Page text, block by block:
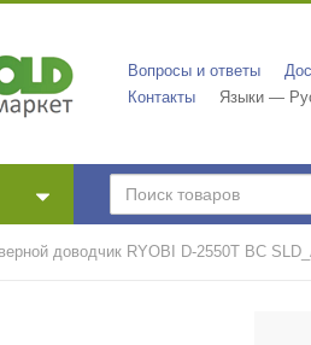
Вопросы и ответы
Контакты
Языки —
доводчик RYOBI D-2550T BC